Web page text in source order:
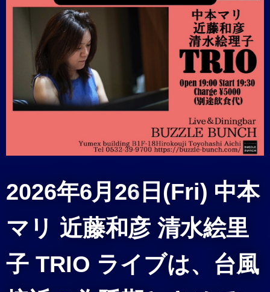
2026年6月26 日(Fri) 中本
マリ 近藤和彦 清水絵里
子 TRIO ライブは、台風